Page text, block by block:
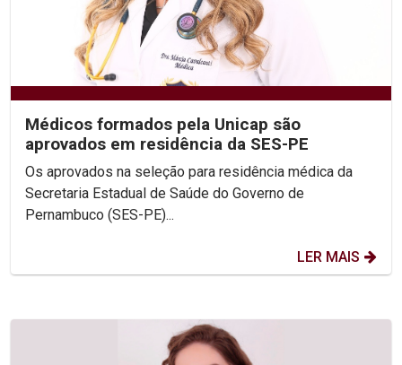
Médicos formados pela Unicap são
aprovados em residência da SES-PE
Os aprovados na seleção para residência médica da
Secretaria Estadual de Saúde do Governo de
Pernambuco (SES-PE)...
LER MAIS